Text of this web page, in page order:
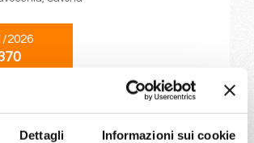
Dettagli Informazioni sui cookie
2026
€ 370